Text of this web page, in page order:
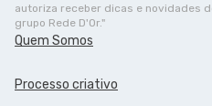
autoriza receber dicas e novidades
grupo Rede D'Or."
Quem Somos
Processo criativo